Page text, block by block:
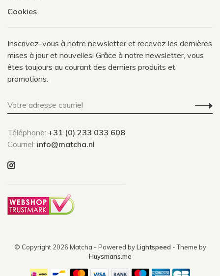
Cookies
Inscrivez-vous à notre newsletter et recevez les dernières
mises à jour et nouvelles! Grâce à notre newsletter, vous
êtes toujours au courant des derniers produits et
promotions.
Téléphone: +31 (0) 233 033 608
Courriel: info@matcha.nl
© Copyright 2026 Matcha - Powered byLightspeed - Theme by
Huysmans.me